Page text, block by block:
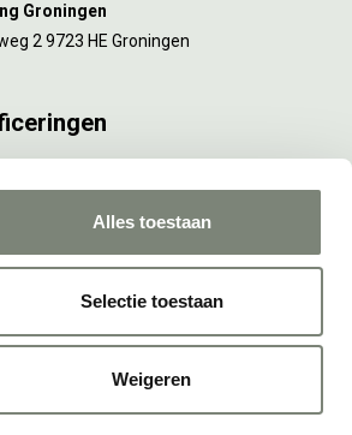
Alles toestaan
Selectie toestaan
Weigeren
Groningen
2 9723 HE Groningen
en Culemborg.